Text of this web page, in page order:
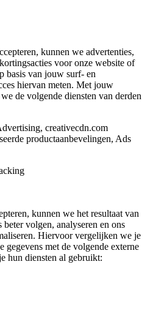
kunnen we advertenties,
voor onze website of
basis van jouw surf- en
hiervan meten. Met jouw
de volgende diensten van derden
creativecdn.com
productaanbevelingen, Ads
kunnen we het resultaat van
volgen, analyseren en ons
Hiervoor vergelijken we je
gegevens met de volgende externe
hun diensten al gebruikt: